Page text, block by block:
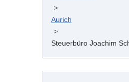
>
Aurich
>
Steuerbüro Joachim